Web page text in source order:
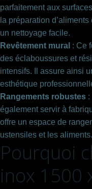
parfaitement aux
la préparation
un nettoyage facile.
Revêtement mural : Ce
des éclaboussures et
intensifs. Il assure ainsi
esthétique
Rangements robustes :
également servir à
offre un espace de
ustensiles et les aliments.
Pourquoi
inox 1500